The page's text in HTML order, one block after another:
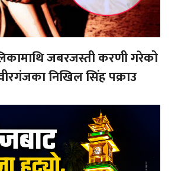
जबरजस्ती करणी गरेको
निखिल सिंह पक्राउ